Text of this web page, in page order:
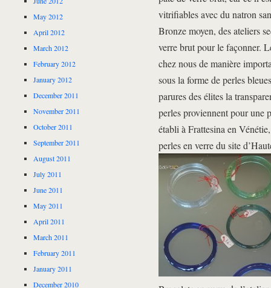
vitrifiables avec du natron
Bronze moyen, des ateliers
verre brut pour le façonner.
chez nous de manière
sous la forme de perles
parures des élites la
perles proviennent pour une
établi à Frattesina en
perles en verre du site
May 2012
April 2012
March 2012
February 2012
January 2012
December 2011
November 2011
October 2011
September 2011
August 2011
July 2011
June 2011
May 2011
April 2011
March 2011
February 2011
January 2011
December 2010